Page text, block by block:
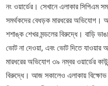
নং ওয়ার্ডের। সেখানে এলাকার সিপিএম
সমর্থকদের বেধড়ক মারধরের অভিযোগ।
শশাঙ্ক শেখর মন্ডলের বিরুদ্ধে। বাড়ি
ভোট না দেওয়া, এবং ভোট দিতে যাওয়ার
মারধরের অভিযোগ ৩৯ নম্বর ওয়ার্ডের
বিরুদ্ধে। আজ সকালেও এলাকায়